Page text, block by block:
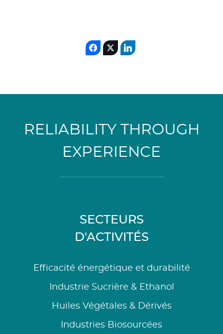
RELIABILITY THROUGH
EXPERIENCE
SECTEURS
D'ACTIVITÉS
Efficacité énergétique et durabilité
Industrie Sucrière & Ethanol
Huiles Végétales & Dérivés
Industries Biosourcées